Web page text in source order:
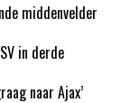
middenvelder
in derde
naar Ajax’